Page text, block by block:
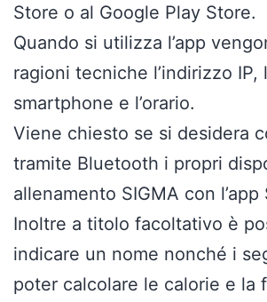
Store o al Google Play Store.
Quando si utilizza l’app
ragioni tecniche l’indirizzo IP,
smartphone e l’orario.
Viene chiesto se si desidera
tramite Bluetooth i propri
allenamento SIGMA con l’app
Inoltre a titolo facoltativo è
indicare un nome nonché i
poter calcolare le calorie e la